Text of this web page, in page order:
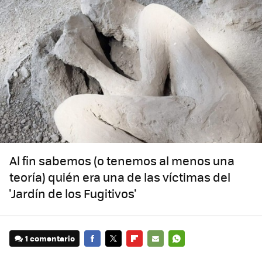
Al fin sabemos (o tenemos al menos una
teoría) quién era una de las víctimas del
'Jardín de los Fugitivos'
1 comentario